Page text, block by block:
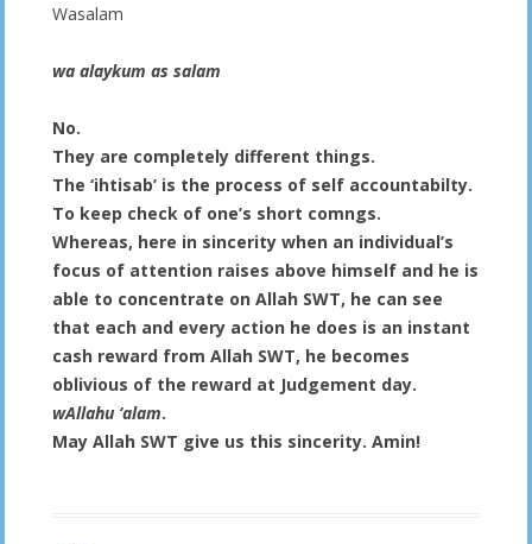
Wasalam
wa alaykum as salam
No.
They are completely different things.
The ‘ihtisab’ is the process of self accountabilty.
To keep check of one’s short comngs.
Whereas, here in sincerity when an individual’s
focus of attention raises above himself and he is
able to concentrate on Allah SWT, he can see
that each and every action he does is an instant
cash reward from Allah SWT, he becomes
oblivious of the reward at Judgement day.
wAllahu ‘alam.
May Allah SWT give us this sincerity. Amin!